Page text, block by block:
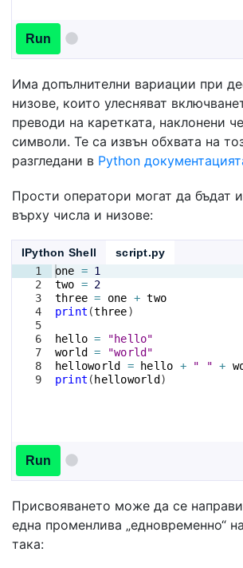
Run
Има допълнителни вариации при
низове, които улесняват
преводи на каретката, наклонени
символи. Те са извън обхвата на
разгледани в Python
Прости оператори могат да бъдат
върху числа и низове:
IPython Shell
script.py
1
2
3
4
5
6
7
8
9
one = 1
two = 2
three = one + two
print (three)
hello =
"hello"
world
=
"world"
helloworld
= hello + " " +
print ( helloworld )
Run
Присвояването може да се
една променлива „едновременно“
така: